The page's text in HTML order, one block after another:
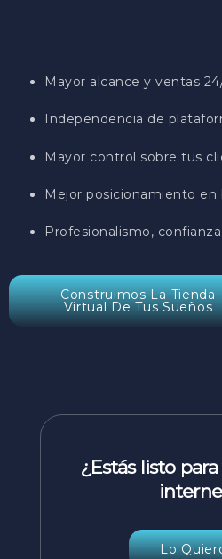
Mayor alcance y ventas
Independencia de
Mayor control sobre tus
Mejor posicionamiento en
Profesionalismo,
Construimos La Tienda
Virtual De Tus Sueños
¿Estás listo
Lo